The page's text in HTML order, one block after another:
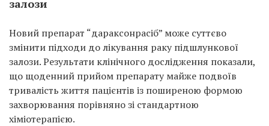
залози
Новий препарат “дараксонрасіб” може суттєво
змінити підходи до лікування раку підшлункової
залози. Результати клінічного дослідження показали,
що щоденний прийом препарату майже подвоїв
тривалість життя пацієнтів із поширеною формою
захворювання порівняно зі стандартною
хіміотерапією.